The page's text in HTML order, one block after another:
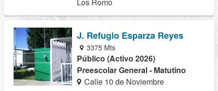
J. Refugio Esparza Reyes
3375 Mts
Público (Activo 2026)
Preescolar General - Matutino
Calle 10 de Noviembre